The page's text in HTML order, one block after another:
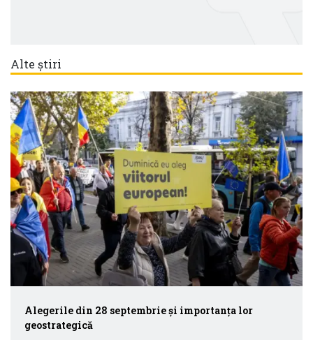
Alte știri
Alegerile din 28 septembrie și importanța lor
geostrategică